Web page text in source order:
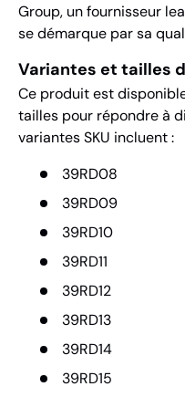
Group, un fournisseur
se démarque par sa
Variantes et tailles
Ce produit est
tailles pour répondre à
variantes SKU incluent :
39RD08
39RD09
39RD10
39RD11
39RD12
39RD13
39RD14
39RD15